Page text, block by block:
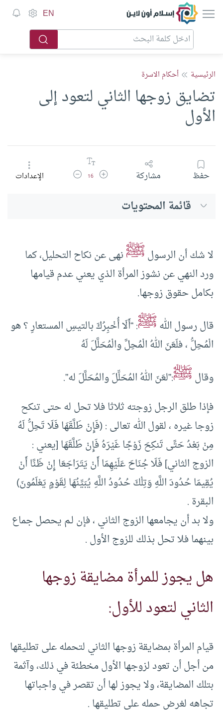
إسلام أون لاين EN
الرئيسية أحكام الاسرة
تضايق زوجها الثاني لتعود إلى
الأول
حفظ مشاركة زيادة حجم الخط
16 تقليل حجم الخطالإعدادات
قائمة المحتويات
لا شك أن الرسولﷺنهى عن نكاح التحليل، كما
ورد النهي عن نشوز المرأة الذي يعني عدم قيامها
بكامل حقوق زوجها.
قال رسول اللهﷺ: “أَلَا أُخْبِرُكَ بالتيسِ المستعارِ ؟ هو
الْمُحِلُّ ، فلَعَنَ اللهُ الْمُحِلَّ والْمُحَلَّلَ لَهُ
وقالﷺ:”لعَنَ اللهُ المُحَلِّلَ والمُحَلَّلَ له”.
فإذا طلق الرجل زوجته ثلاثا فلا تحل له حتى تنكح
زوجا غيره ، لقول الله تعالى : (فَإِنْ طَلَّقَهَا فَلَا تَحِلُّ لَهُ
مِنْ بَعْدُ حَتَّى تَنكِحَ زَوْجًا غَيْرَهُ فَإِنْ طَلَّقَهَا [يعني :
الزوج الثاني] فَلَا جُنَاحَ عَلَيْهِمَا أَنْ يَتَرَاجَعَا إِنْ ظَنَّا أَنْ
يُقِيمَا حُدُودَ اللَّهِ وَتِلْكَ حُدُودُ اللَّهِ يُبَيِّنُهَا لِقَوْمٍ يَعْلَمُونَ)
البقرة .
ولا بد أن يجامعها الزوج الثاني ، فإن لـم يحصل جماع
بينهما فلا تحل بذلك للزوج الأول .
هل يجوز للمرأة مضايقة زوجها
الثاني لتعود للأول:
قيام المرأة بمضايقة زوجها الثاني لتحمله على تطليقها
من أجل أن تعود لزوجها الأول مخطئة في ذلك، وآثمة
بتلك المضايقة، ولا يجوز لها أن تقصر في واجباتها
تجاهه لغرض حمله على تطليقها .